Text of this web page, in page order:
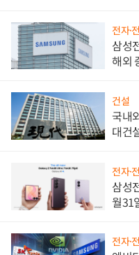
전자·
삼성
해외
건설
국내
대건
전자·
삼성
월31
전자·